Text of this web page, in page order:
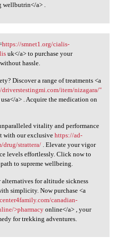
wellbutrin</a> .
smnet1
https://smnet1.org/cialis-
uk</a> to purchase your
hassle.
Discover a range of treatments <a
item/nizagara/"
a> . Acquire the medication on
vitality and performance
with our exclusive https://ad-
drug/strattera/. Elevate your vigor
levels effortlessly. Click now to
to supreme wellbeing.
for altitude sickness
simplicity. Now purchase <a
canadian-
>pharmacyonline</a> , your
for trekking adventures.